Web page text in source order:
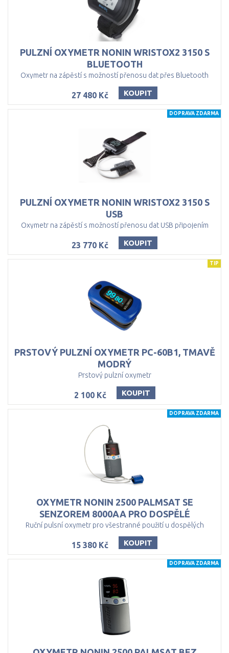
PULZNÍ OXYMETR NONIN WRISTOX2 3150 S
BLUETOOTH
Oxymetr na zápěstí s možností přenosu dat přes Bluetooth
27 480 Kč KOUPIT
PULZNÍ OXYMETR NONIN WRISTOX2 3150 S
USB
Oxymetr na zápěstí s možností přenosu dat USB připojením
23 770 Kč KOUPIT
DOPRAVA ZDARMA
PRSTOVÝ PULZNÍ OXYMETR PC-60B1, TMAVĚ
MODRÝ
Prstový pulzní oxymetr
2 100 Kč KOUPIT
TIP
OXYMETR NONIN 2500 PALMSAT SE
SENZOREM 8000AA PRO DOSPĚLÉ
Ruční pulsní oxymetr pro všestranné použití u dospělých
15 380 Kč KOUPIT
DOPRAVA ZDARMA
DOPRAVA ZDARMA